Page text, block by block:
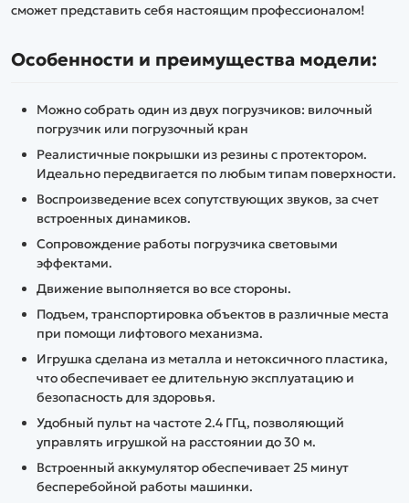
сможет представить себя настоящим профессионалом!
Особенности и преимущества модели:
Можно собрать один из двух погрузчиков: вилочный
погрузчик или погрузочный кран
Реалистичные покрышки из резины с протектором.
Идеально передвигается по любым типам поверхности.
Воспроизведение всех сопутствующих звуков, за счет
встроенных динамиков.
Сопровождение работы погрузчика световыми
эффектами.
Движение выполняется во все стороны.
Подъем, транспортировка объектов в различные места
при помощи лифтового механизма.
Игрушка сделана из металла и нетоксичного пластика,
что обеспечивает ее длительную эксплуатацию и
безопасность для здоровья.
Удобный пульт на частоте 2.4 ГГц, позволяющий
управлять игрушкой на расстоянии до 30 м.
Встроенный аккумулятор обеспечивает 25 минут
бесперебойной работы машинки.